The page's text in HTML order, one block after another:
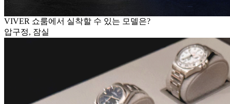
VIVER 쇼룸에서 실착할 수 있는 모델은?
압구정, 잠실